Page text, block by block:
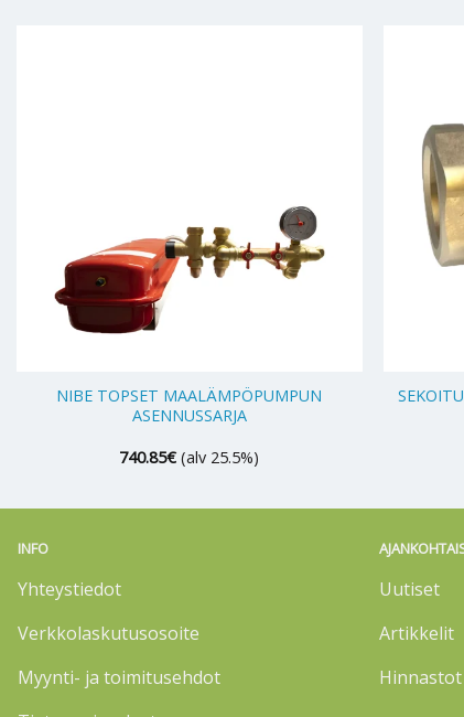
NIBE TOPSET MAALÄMPÖPUMPUN
ASENNUSSARJA
740.85€ (alv 25.5%)
INFO
Yhteystiedot
Verkkolaskutusosoite
Myynti- ja toimitusehdot
Uutiset
Artikkelit
Hinnastot